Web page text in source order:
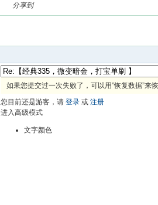
分享到
如果您提交过一次失败了，可以用”恢复数据”来
您目前还是游客，请 登录 或 注册
进入高级模式
文字颜色